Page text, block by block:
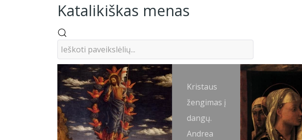
Katalikiškas menas
Kristaus
žengimas į
dangų.
Andrea